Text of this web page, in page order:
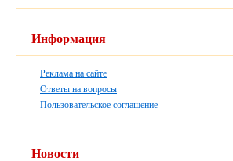
Информация
Реклама на сайте
Ответы на вопросы
Пользовательское соглашение
Новости